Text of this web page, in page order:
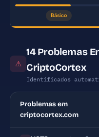
Básico
⚠
14 Problemas
CriptoCortex
Identificados
Problemas em
criptocortex.com